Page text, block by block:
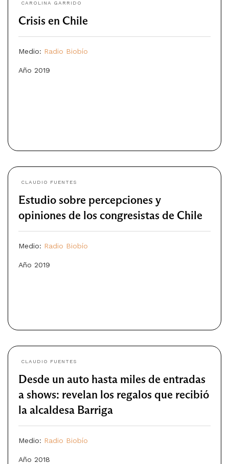
CAROLINA GARRIDO
Crisis en Chile
Medio: Radio Biobío
Año 2019
CLAUDIO FUENTES
Estudio sobre percepciones y
opiniones de los congresistas de Chile
Medio: Radio Biobío
Año 2019
CLAUDIO FUENTES
Desde un auto hasta miles de entradas
a shows: revelan los regalos que recibió
la alcaldesa Barriga
Medio: Radio Biobío
Año 2018